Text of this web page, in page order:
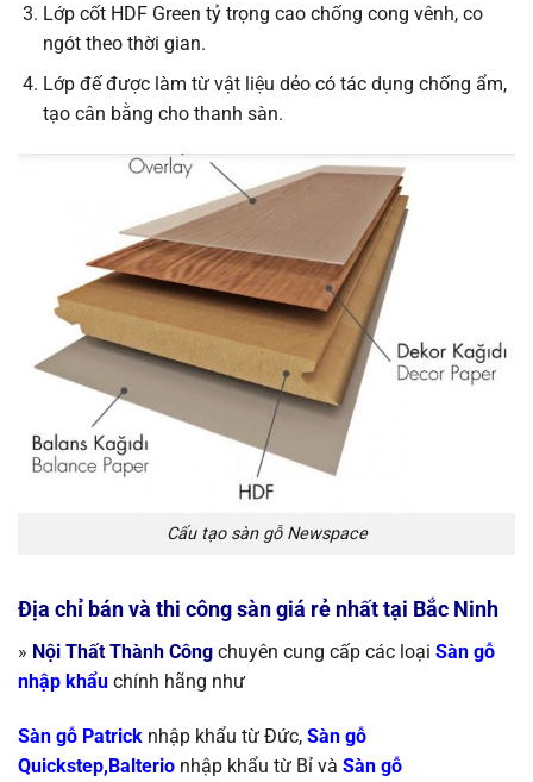
Lớp cốt HDF Green tỷ trọng cao chống cong vênh, co
ngót theo thời gian.
Lớp đế được làm từ vật liệu dẻo có tác dụng chống ẩm,
tạo cân bằng cho thanh sàn.
Cấu tạo sàn gỗ Newspace
Địa chỉ bán và thi công sàn giá rẻ nhất tại Bắc Ninh
» Nội Thất Thành Công chuyên cung cấp các loại Sàn gỗ
nhập khẩu chính hãng như
Sàn gỗ Patrick nhập khẩu từ Đức, Sàn gỗ
Quickstep,Balterio nhập khẩu từ Bỉ và Sàn gỗ